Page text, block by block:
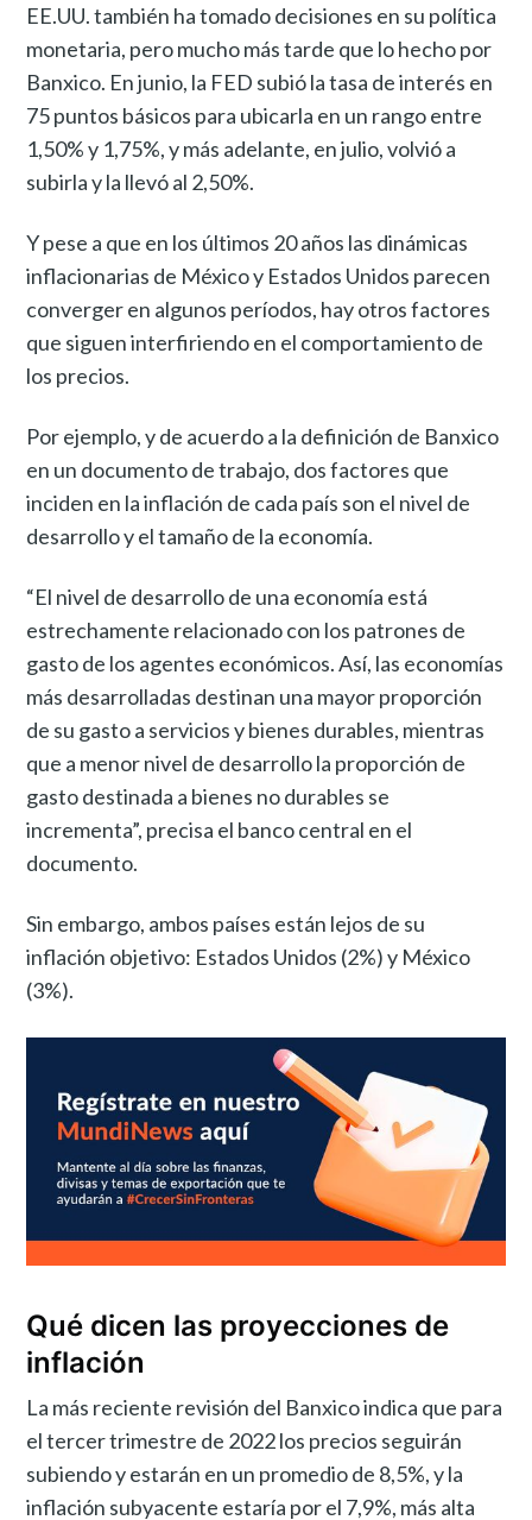
EE.UU. también ha tomado decisiones en su política
monetaria, pero mucho más tarde que lo hecho por
Banxico. En junio, la FED subió la tasa de interés en
75 puntos básicos para ubicarla en un rango entre
1,50% y 1,75%, y más adelante, en julio, volvió a
subirla y la llevó al 2,50%.
Y pese a que en los últimos 20 años las dinámicas
inflacionarias de México y Estados Unidos parecen
converger en algunos períodos, hay otros factores
que siguen interfiriendo en el comportamiento de
los precios.
Por ejemplo, y de acuerdo a la definición de Banxico
en un documento de trabajo, dos factores que
inciden en la inflación de cada país son el nivel de
desarrollo y el tamaño de la economía.
“El nivel de desarrollo de una economía está
estrechamente relacionado con los patrones de
gasto de los agentes económicos. Así, las economías
más desarrolladas destinan una mayor proporción
de su gasto a servicios y bienes durables, mientras
que a menor nivel de desarrollo la proporción de
gasto destinada a bienes no durables se
incrementa”, precisa el banco central en el
documento.
Sin embargo, ambos países están lejos de su
inflación objetivo: Estados Unidos (2%) y México
(3%).
Qué dicen las proyecciones de
inflación
La más reciente revisión del Banxico indica que para
el tercer trimestre de 2022 los precios seguirán
subiendo y estarán en un promedio de 8,5%, y la
inflación subyacente estaría por el 7,9%, más alta